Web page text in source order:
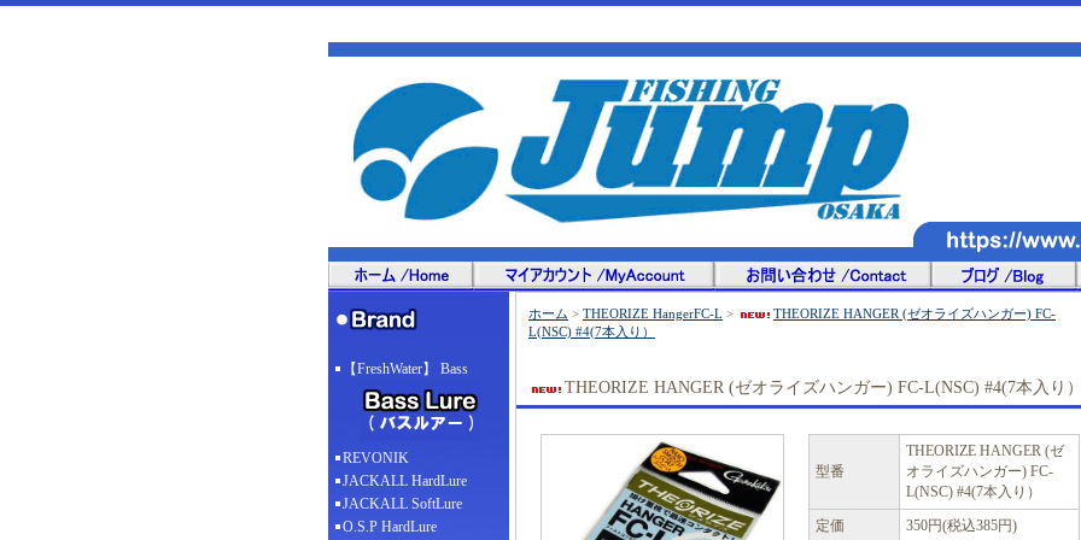
【FreshWater】 Bass
REVONIK
JACKALL HardLure
JACKALL SoftLure
O.S.P HardLure
ホーム > THEORIZE HangerFC-L >
THEORIZE HANGER (ゼオライズハンガー) FC-
L(NSC) #4(7本入り）
THEORIZE HANGER (ゼオライズハンガー) FC-L(NSC) #4(7本入り
型番
THEORIZE HANGER (ゼ
オライズハンガー) FC-
L(NSC) #4(7本入り）
定価
350円(税込385円)